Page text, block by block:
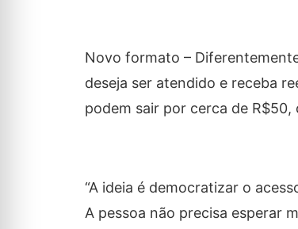
Novo formato –
deseja ser atendido e receba
podem sair por cerca de
“A ideia é democratizar o
A pessoa não precisa esperar